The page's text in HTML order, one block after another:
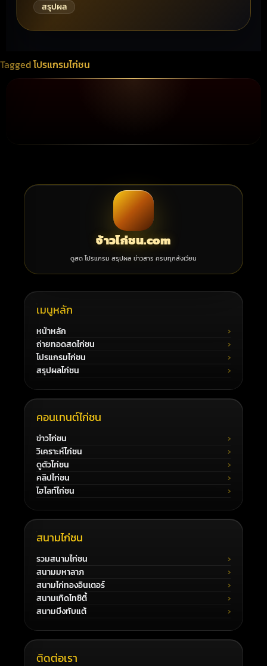
สรุปผล
Taggedโปรแกรมไก่ชน
จ้าวไก่ชน.com
ดูสด โปรแกรม สรุปผล ข่าวสาร ครบทุกสังเวียน
เมนูหลัก
หน้าหลัก
ถ่ายทอดสดไก่ชน
โปรแกรมไก่ชน
สรุปผลไก่ชน
คอนเทนต์ไก่ชน
ข่าวไก่ชน
วิเคราะห์ไก่ชน
ดูตัวไก่ชน
คลิปไก่ชน
ไฮไลท์ไก่ชน
สนามไก่ชน
รวมสนามไก่ชน
สนามมหาลาภ
สนามไก่ทองอินเตอร์
สนามเทิดไทซิตี้
สนามบึงทับแต้
ติดต่อเรา